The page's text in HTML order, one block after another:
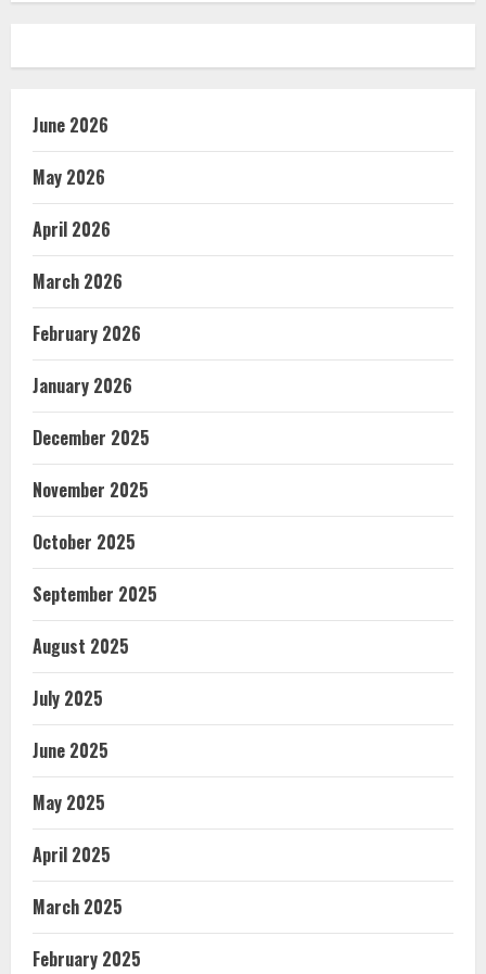
June 2026
May 2026
April 2026
March 2026
February 2026
January 2026
December 2025
November 2025
October 2025
September 2025
August 2025
July 2025
June 2025
May 2025
April 2025
March 2025
February 2025